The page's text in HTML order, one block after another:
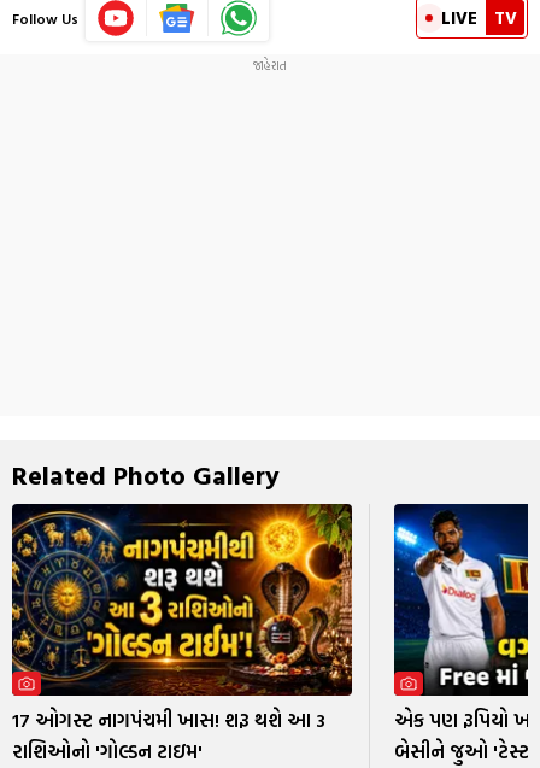
Follow Us LIVE TV
Related Photo Gallery
17 ઓગસ્ટ નાગપંચમી ખાસ! શરૂ થશે આ 3
રાશિઓનો 'ગોલ્ડન ટાઇમ'
એક પણ રૂપિયો
બેસીને જુઓ 'ટેસ્ટ